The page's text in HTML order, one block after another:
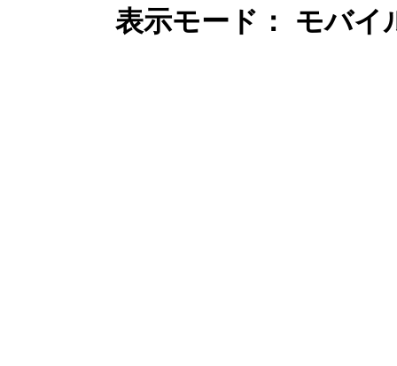
表示モード： モバ